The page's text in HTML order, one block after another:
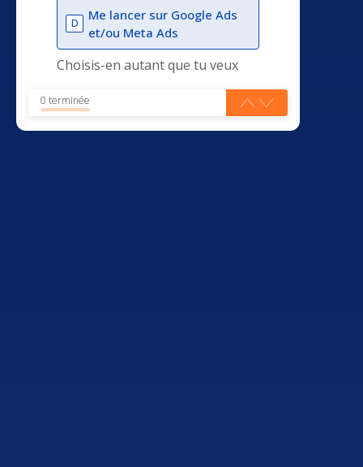
D
Me lancer sur Google Ads
et/ou Meta Ads
Choisis-en autant que tu veux
0 terminée